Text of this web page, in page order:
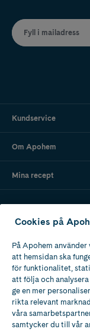
Fyll i mailadress
Kundservice
Om Apohem
Mina recept
Ladda ner vår app
Apotek med
av
Cookies på
På Apohem
att hemsidan ska
för funktionalitet,
att följa och
ge en mer
rikta relevant
våra
samtycker du till vår